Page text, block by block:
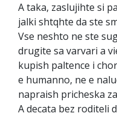
A taka, zaslujihte si
jalki shtqhte da ste
Vse neshto ne ste
drugite sa varvari a
kupish paltence i
e humanno, ne e
napraish pricheska
A decata bez roditeli